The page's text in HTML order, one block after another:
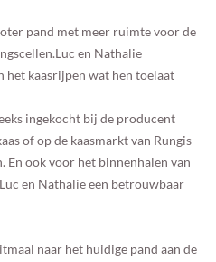
pand met meer ruimte voor de
en Nathalie
het kaasrijpen wat hen toelaat
ingekocht bij de producent
of op de kaasmarkt van Rungis
En ook voor het binnenhalen van
en Nathalie een betrouwbaar
naar het huidige pand aan de